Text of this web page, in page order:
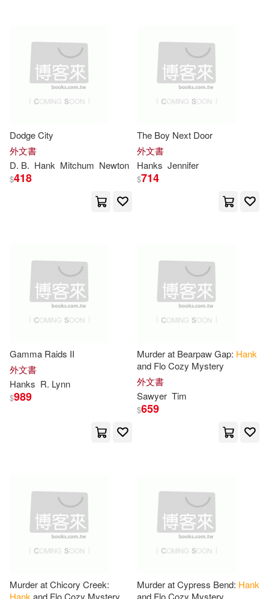
Merry E./ Perry(21)
Hank (ILT)(20) Ketcham(20)
Hank J.(19) Mark(19)
Stephen(19) Jr.(18)
Tim(18)
Davis(16)
John P./ Crowston(16)
Johnston(16) Sawyer(16)
Hank (FRW)(15)
Patricia Buckley/ Beck(15)
Quense(15)
John Wiley & Sons Inc(8)
Pocket Books(8)
St Martins Pr(8)
Prentice Hall(7)
Tate Pub & Enterprises Llc(7)
Createspace Independent Pub(6)
Membran(6)
Nova Science Pub Inc(6)
華納兄弟影業(6)
Barrons Educational Series Inc(5)
Cambridge Univ Pr(5)
出版社(2)
範圍
Dodge City
外文書
D. B. Hank Mitchum Newton
$418
The Boy Next Door
外文書
Hanks Jennifer
$714
Gamma Raids II
外文書
Hanks R. Lynn
$989
Murder at Bearpaw Gap: Hank
and Flo Cozy Mystery
外文書
Sawyer Tim
$659
Murder at Chicory Creek:
Hank and Flo Cozy Mystery
Murder at Cypress Bend: Hank
and Flo Cozy Mystery